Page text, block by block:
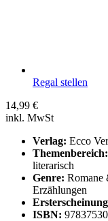
Regal stellen
14,99 €
inkl. MwSt
Verlag: Ecco
Themenbereich:
literarisch
Genre: Romane
Erzählungen
ISBN: